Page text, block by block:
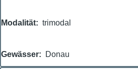
Modalität trimodal
Gewässer Donau